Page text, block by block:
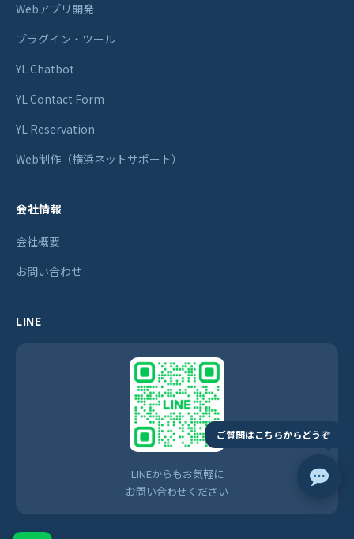
Webアプリ開発
プラグイン・ツール
YL Chatbot
YL Contact Form
YL Reservation
Web制作（横浜ネットサポート）
会社情報
会社概要
お問い合わせ
LINE
LINEからもお気軽に
お問い合わせください
ご質問はこちらからどうぞ